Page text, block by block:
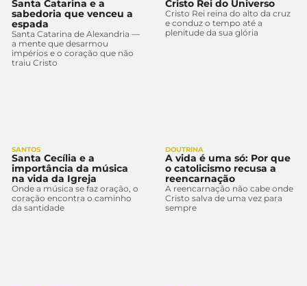
Santa Catarina e a
sabedoria que venceu a
espada
Santa Catarina de Alexandria —
a mente que desarmou
impérios e o coração que não
traiu Cristo
Cristo Rei do Universo
Cristo Rei reina do alto da cruz
e conduz o tempo até a
plenitude da sua glória
SANTOS
Santa Cecília e a
importância da música
na vida da Igreja
Onde a música se faz oração, o
coração encontra o caminho
da santidade
DOUTRINA
A vida é uma só: Por que
o catolicismo recusa a
reencarnação
A reencarnação não cabe onde
Cristo salva de uma vez para
sempre